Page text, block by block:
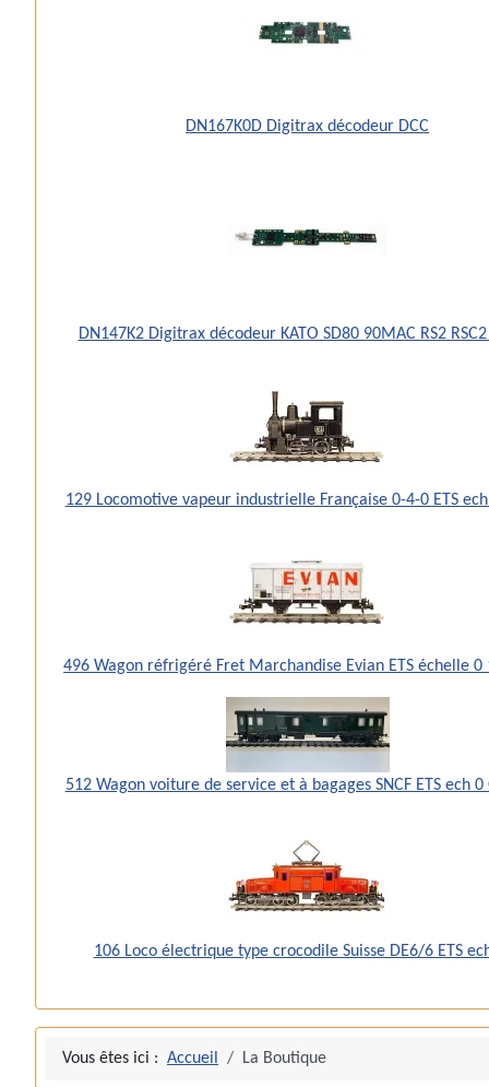
DN167K0D Digitrax décodeur DCC
DN147K2 Digitrax décodeur KATO SD80 90MAC RS2 RSC2
129 Locomotive vapeur industrielle Française 0-4-0 ETS
496 Wagon réfrigéré Fret Marchandise Evian ETS échelle 0
512 Wagon voiture de service et à bagages SNCF ETS ech
106 Loco électrique type crocodile Suisse DE6/6 ETS
Vous êtes ici : Accueil La Boutique